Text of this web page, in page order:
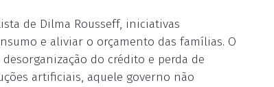
de Dilma Rousseff, iniciativas
e aliviar o orçamento das famílias. O
do crédito e perda de
artificiais, aquele governo não